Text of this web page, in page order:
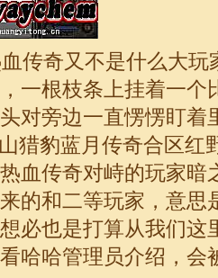
传奇又不是什么大
一根枝条上挂着一个
对旁边一直愣愣盯着
猎豹蓝月传奇合区红
血传奇对峙的玩家暗
的和二等玩家，意思
必也是打算从我们这
哈哈管理员介绍，会